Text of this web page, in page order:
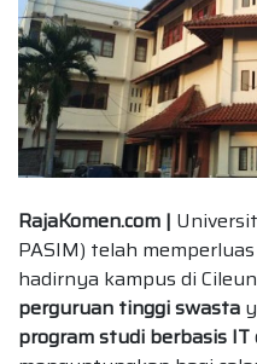
RajaKomen.com |
PASIM) telah
hadirnya kampus di
perguruan tinggi swasta
program studi berbasis IT